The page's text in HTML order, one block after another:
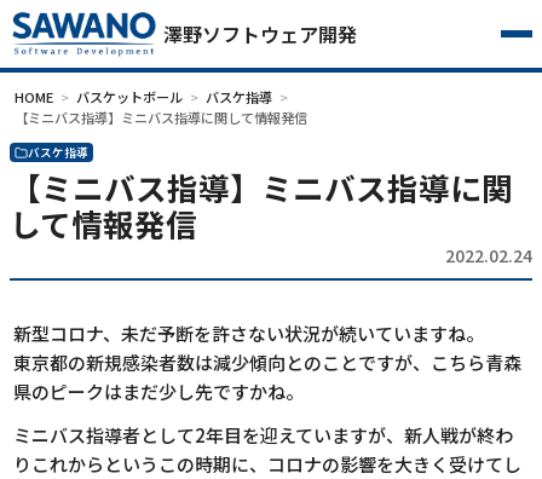
澤野ソフトウェア開発
HOME バスケットボール
バスケ指導
【ミニバス指導】ミニバス指導に関して情報発信
バスケ指導
【ミニバス指導】ミニバス指導に関
して情報発信
2022.02.24
新型コロナ、未だ予断を許さない状況が続いていますね。
東京都の新規感染者数は減少傾向とのことですが、こちら青森
県のピークはまだ少し先ですかね。
ミニバス指導者として2年目を迎えていますが、新人戦が終わ
りこれからというこの時期に、コロナの影響を大きく受けてし